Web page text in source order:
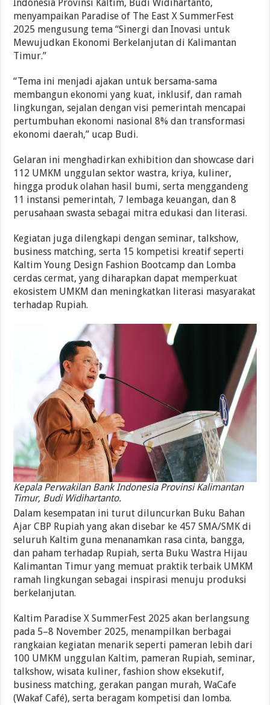
Indonesia Provinsi Kaltim, Budi Widihartanto,
menyampaikan Paradise of The East X SummerFest
2025 mengusung tema “Sinergi dan Inovasi untuk
Mewujudkan Ekonomi Berkelanjutan di Kalimantan
Timur.”
“Tema ini menjadi ajakan untuk bersama-sama
membangun ekonomi yang kuat, inklusif, dan ramah
lingkungan, sejalan dengan visi pemerintah mencapai
pertumbuhan ekonomi nasional 8% dan transformasi
ekonomi daerah,” ucap Budi.
Gelaran ini menghadirkan exhibition dan showcase dari
112 UMKM unggulan sektor wastra, kriya, kuliner,
hingga produk olahan hasil bumi, serta menggandeng
11 instansi pemerintah, 7 lembaga keuangan, dan 8
perusahaan swasta sebagai mitra edukasi dan literasi.
Kegiatan juga dilengkapi dengan seminar, talkshow,
business matching, serta 15 kompetisi kreatif seperti
Kaltim Young Design Fashion Bootcamp dan Lomba
cerdas cermat, yang diharapkan dapat memperkuat
ekosistem UMKM dan meningkatkan literasi masyarakat
terhadap Rupiah.
Kepala Perwakilan Bank Indonesia Provinsi Kalimantan
Timur, Budi Widihartanto.
Dalam kesempatan ini turut diluncurkan Buku Bahan
Ajar CBP Rupiah yang akan disebar ke 457 SMA/SMK di
seluruh Kaltim guna menanamkan rasa cinta, bangga,
dan paham terhadap Rupiah, serta Buku Wastra Hijau
Kalimantan Timur yang memuat praktik terbaik UMKM
ramah lingkungan sebagai inspirasi menuju produksi
berkelanjutan.
Kaltim Paradise X SummerFest 2025 akan berlangsung
pada 5–8 November 2025, menampilkan berbagai
rangkaian kegiatan menarik seperti pameran lebih dari
100 UMKM unggulan Kaltim, pameran Rupiah, seminar,
talkshow, wisata kuliner, fashion show eksekutif,
business matching, gerakan pangan murah, WaCafe
(Wakaf Café), serta beragam kompetisi dan lomba.